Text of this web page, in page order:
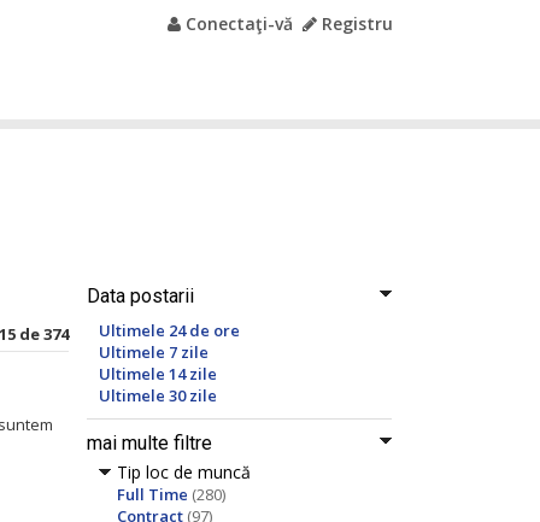
Conectaţi-vă Registru
Data postarii
Ultimele 24 de ore
Ultimele 7 zile
Ultimele 14 zile
Ultimele 30 zile
mai multe filtre
Tip loc de muncă
Full Time (280)
Contract (97)
de 374